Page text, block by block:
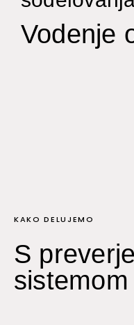
Vodenje
KAKO DELUJEMO
S